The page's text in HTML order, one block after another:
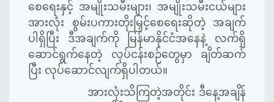
စေရေးနှင့် အမျိုးသမီးများ၊ အမျိုးသမီးငယ်များ
အားလုံး စွမ်းပကားတိုးမြှင့်စေရေးဆိုတဲ့ အချက်
ပါရှိပြီး ဒီအချက်ကို မြန်မာနိုင်ငံအနေနဲ့ လက်ရှိ
ဆောင်ရွက်နေတဲ့ လုပ်ငန်းစဉ်တွေမှာ ချိတ်ဆက်
ပြီး လုပ်ဆောင်လျက်ရှိပါတယ်။
အားလုံးသိကြတဲ့အတိုင်း ဒီနေ့အချိန်